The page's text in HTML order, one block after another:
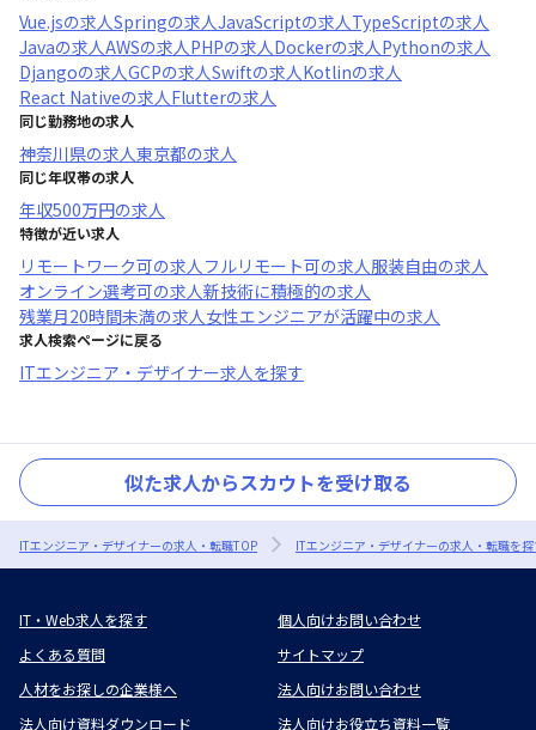
Vue.jsの求人Springの求人JavaScriptの求人TypeScriptの求人
Javaの求人AWSの求人PHPの求人Dockerの求人Pythonの求人
Djangoの求人GCPの求人Swiftの求人Kotlinの求人
React Nativeの求人Flutterの求人
同じ勤務地の求人
神奈川県の求人東京都の求人
同じ年収帯の求人
年収500万円の求人
特徴が近い求人
リモートワーク可の求人フルリモート可の求人服装自由の求人
オンライン選考可の求人新技術に積極的の求人
残業月20時間未満の求人女性エンジニアが活躍中の求人
求人検索ページに戻る
ITエンジニア・デザイナー求人を探す
似た求人からスカウトを受け取る
ITエンジニア・デザイナーの求人・転職TOP ITエンジニア・デザイナーの求人・転職を
IT・Web求人を探す
個人向けお問い合わせ
よくある質問
サイトマップ
人材をお探しの企業様へ
法人向けお問い合わせ
法人向け資料ダウンロード
法人向けお役立ち資料一覧